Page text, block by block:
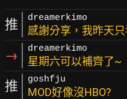
推 dreamerkimo
感謝分享，我昨天
→ dreamerkimo
星期六可以補齊了~
推 goshfju
MOD好像沒HBO?